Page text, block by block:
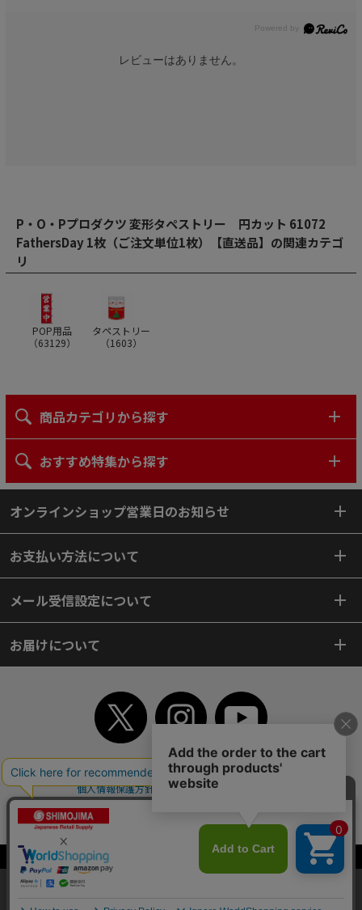
当サイトはクッキー（Cookie）を使用しています。Cookieの使用に同意いた
だける場合は「OK」をクリックしてください。
レビューはありません。
P・O・Pプロダクツ 変形タペストリー 円カット 61072
FathersDay 1枚（ご注文単位1枚）【直送品】の関連カテゴ
リ
POP用品
（63129）
タペストリー
（1603）
商品カテゴリから探す
おすすめ特集から探す
オンラインショップ営業日のお知らせ
お支払い方法について
メール受信設定について
お届けについて
TOP 初めてご利用のお客様へ ご利用案内
ご利用規約
個人情報保護方針
特定商取引法
よくあるご質問
お問い合わせ
サイトマップ
Copyright© 2018 SHIMOJIMA Co.,Ltd. All Rights Reserved.